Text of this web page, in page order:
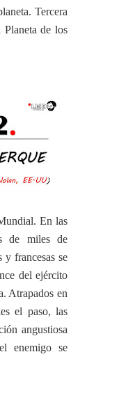
Tercera
de los
En las
de miles de
y francesas se
del ejército
Atrapados en
el paso, las
angustiosa
enemigo se